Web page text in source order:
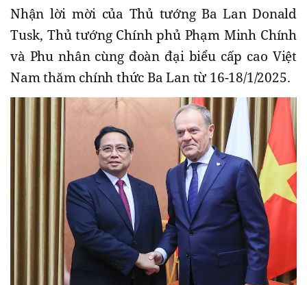
Nhận lời mời của Thủ tướng Ba Lan Donald
Tusk, Thủ tướng Chính phủ Phạm Minh Chính
và Phu nhân cùng đoàn đại biểu cấp cao Việt
Nam thăm chính thức Ba Lan từ 16-18/1/2025.